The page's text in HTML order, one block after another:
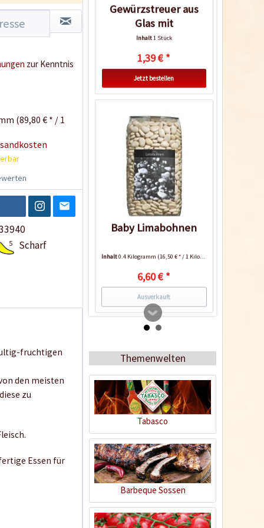
zur Kenntnis
(89,80 € * / 1
5 Scharf
fruchtigen
den meisten
zu
Essen für
Gewürzstreuer aus
Glas mit
Flapperdeckel
Inhalt1 Stück
1,39 € *
Jetzt bestellen
Baby Limabohnen
Inhalt0.4 Kilogramm (16,50 € * / 1 Kilogramm)
6,60 € *
Ausverkauft
Fajitas & Hähnchen
mexikanisch
Inhalt0.105 Kilogramm(40,86 € * / 1 Kilogramm)
4,29 € *
Jetzt bestellen
Themenwelten
Tabasco
Barbeque Sossen